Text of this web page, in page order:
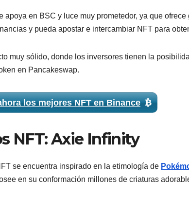
apoya en BSC y luce muy prometedor, ya que
y pueda apostar e intercambiar NFT para
muy sólido, donde los inversores tienen la
en Pancakeswap.
los mejores NFT en Binance
NFT: Axie Infinity
se encuentra inspirado en la etimología de
en su conformación millones de criaturas